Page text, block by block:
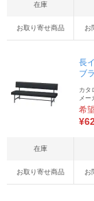
在庫
お取り寄せ商品 お
長
ブ
カタ
メー
希
¥
在庫
お取り寄せ商品 お